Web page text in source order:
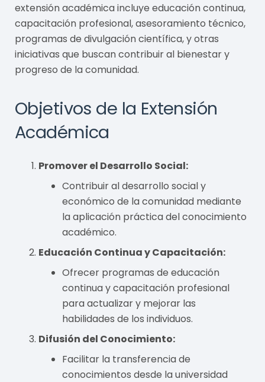
extensión académica incluye educación continua,
capacitación profesional, asesoramiento técnico,
programas de divulgación científica, y otras
iniciativas que buscan contribuir al bienestar y
progreso de la comunidad.
Objetivos de la Extensión
Académica
Promover el Desarrollo Social:
Contribuir al desarrollo social y
económico de la comunidad mediante
la aplicación práctica del conocimiento
académico.
Educación Continua y Capacitación:
Ofrecer programas de educación
continua y capacitación profesional
para actualizar y mejorar las
habilidades de los individuos.
Difusión del Conocimiento:
Facilitar la transferencia de
conocimientos desde la universidad